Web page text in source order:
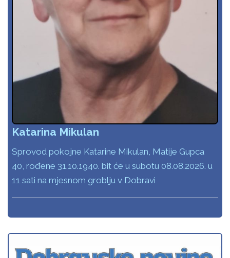
Katarina Mikulan
Sprovod pokojne Katarine Mikulan, Matije Gupca
40, rođene 31.10.1940. bit će u subotu 08.08.2026. u
11 sati na mjesnom groblju v Dobravi